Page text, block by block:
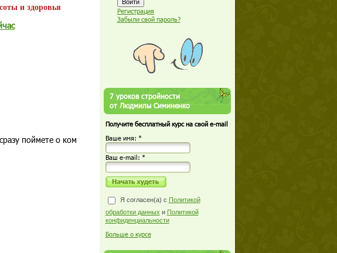
и здоровья
поймете о ком
Регистрация
Забыли свой пароль?
7 уроков стройности
от Людмилы Симиненко
Получите бесплатный курс на свой e-mail
Ваше имя: *
Ваш е-mail: *
Я согласен(а) с Политикой
обработки данных и Политикой
конфиденциальности
Больше о курсе